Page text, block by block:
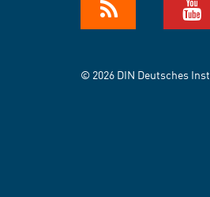
© 2026 DIN Deutsches